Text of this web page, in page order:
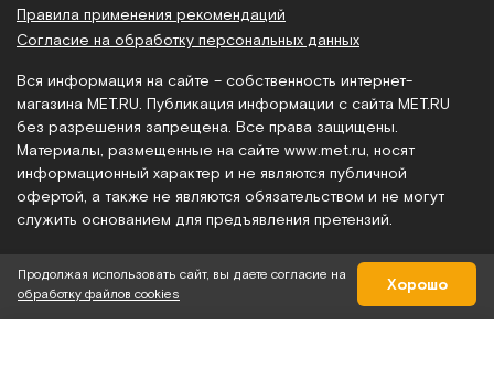
Правила применения рекомендаций
Согласие на обработку персональных данных
Вся информация на сайте – собственность интернет-
магазина MET.RU. Публикация информации с сайта MET.RU
без разрешения запрещена. Все права защищены.
Материалы, размещенные на сайте www.met.ru , носят
информационный характер и не являются публичной
офертой, а также не являются обязательством и не могут
служить основанием для предъявления претензий.
Продолжая использовать сайт, вы даете согласие на
обработку файлов cookies
Хорошо